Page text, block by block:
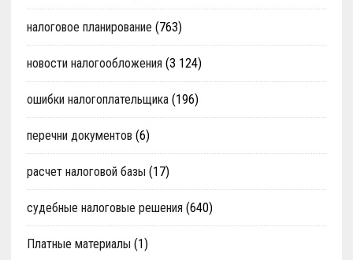
налоговое планирование (763)
новости налогообложения (3 124)
ошибки налогоплательщика(196)
перечни документов (6)
расчет налоговой базы (17)
судебные налоговые решения (640)
Платные материалы (1)